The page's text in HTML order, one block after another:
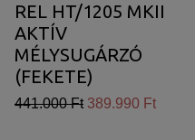
REL HT/1205 MKII
AKTÍV
MÉLYSUGÁRZÓ
(FEKETE)
441.000 Ft 389.990 Ft